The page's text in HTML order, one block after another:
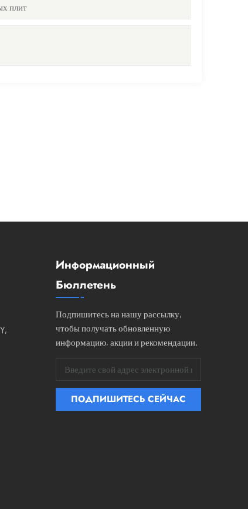
плит
Информационный
Бюллетень
Подпишитесь на нашу рассылку,
чтобы получать обновленную
информацию, акции и рекомендации.